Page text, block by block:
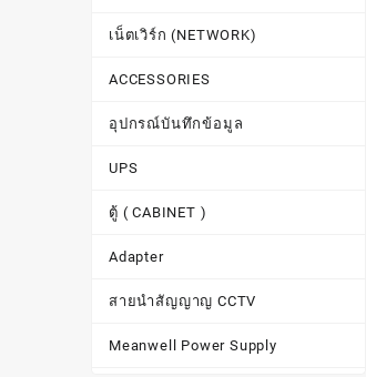
เน็ตเวิร์ก (NETWORK)
ACCESSORIES
อุปกรณ์บันทึกข้อมูล
UPS
ตู้ ( CABINET )
Adapter
สายนำสัญญาญ CCTV
Meanwell Power Supply